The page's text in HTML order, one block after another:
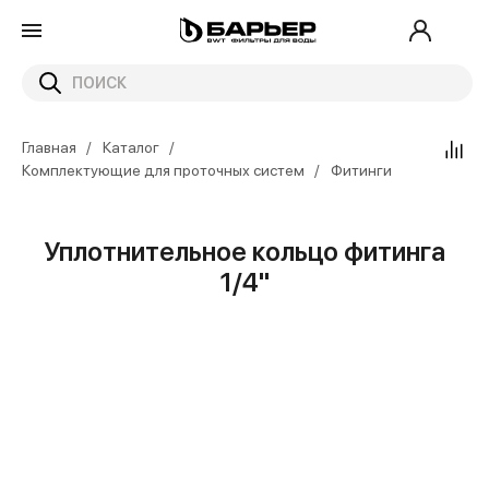
Главная
Каталог
Комплектующие для проточных систем
Фитинги
Уплотнительное кольцо фитинга
1/4"